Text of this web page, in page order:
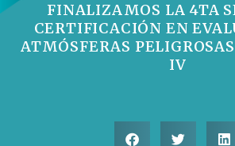
FINALIZAMOS LA 4TA
CERTIFICACIÓN EN
ATMÓSFERAS
IV